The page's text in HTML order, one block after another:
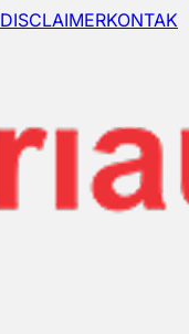
DISCLAIMERKONTAK